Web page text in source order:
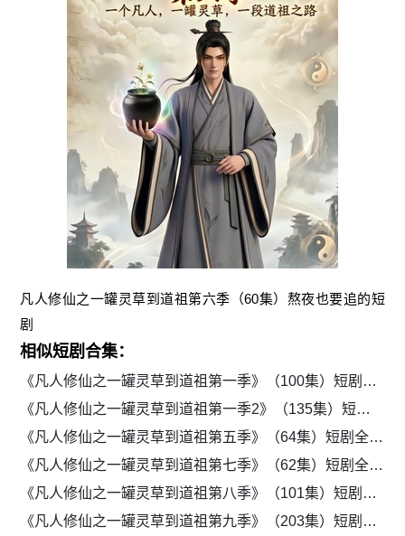
凡人修仙之一罐灵草到道祖第六季（60集）熬夜也要追的短
剧
相似短剧合集：
《凡人修仙之一罐灵草到道祖第一季》（100集）短剧全集免费网页观看
《凡人修仙之一罐灵草到道祖第一季2》（135集）短剧全集免费畅享观看
《凡人修仙之一罐灵草到道祖第五季》（64集）短剧全集免费观看
《凡人修仙之一罐灵草到道祖第七季》（62集）短剧全集免费畅享
《凡人修仙之一罐灵草到道祖第八季》（101集）短剧免费全集在线观
《凡人修仙之一罐灵草到道祖第九季》（203集）短剧免费全集流畅追剧